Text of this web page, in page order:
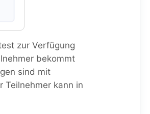
zur Verfügung
bekommt
sind mit
Teilnehmer kann in